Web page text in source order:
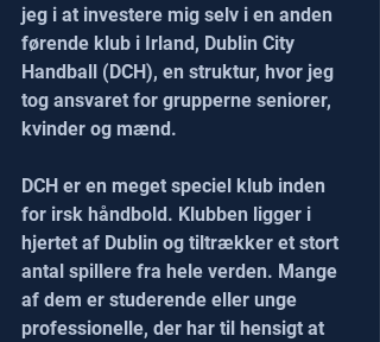
jeg i at investere mig selv i en anden
førende klub i Irland, Dublin City
Handball (DCH), en struktur, hvor jeg
tog ansvaret for grupperne seniorer,
kvinder og mænd.
DCH er en meget speciel klub inden
for irsk håndbold. Klubben ligger i
hjertet af Dublin og tiltrækker et stort
antal spillere fra hele verden. Mange
af dem er studerende eller unge
professionelle, der har til hensigt at